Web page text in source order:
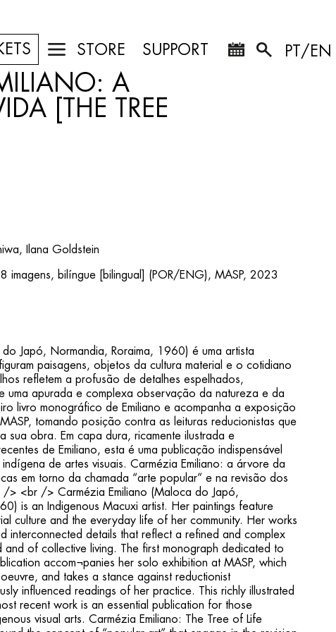
STORE SUPPORT PT/EN
A
[THE TREE
Ilana Goldstein
bilíngue [bilingual] (POR/ENG), MASP, 2023
Japó, Normandia, Roraima, 1960) é uma artista
paisagens, objetos da cul­tura material e o cotidiano
refletem a profusão de detalhes espelhados,
uma apurada e complexa observação da natureza e da
livro monográfico de Emiliano e acompanha a exposição
tomando posição contra as leituras reducionistas que
sua obra. Em capa dura, ricamente ilustrada e
de Emiliano, esta é uma publicação indispensável
de artes visuais. Carmézia Emiliano: a árvore da
em torno da chamada “arte popular” e na revisão dos
/> <br /> Carmézia Emiliano (Maloca do Japó,
is an Indigenous Macuxi artist. Her paintings feature
culture and the everyday life of her community. Her works
interconnected details that reflect a refined and complex
of collective living. The first monograph dedicated to
accom¬panies her solo exhibition at MASP, which
and takes a stance against reductionist
influenced readings of her practice. This richly illustrated
recent work is an essential publication for those
visual arts. Carmézia Emiliano: The Tree of Life